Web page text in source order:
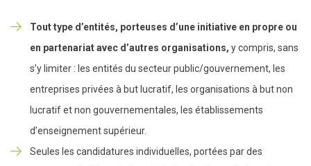
Tout type d’entités, porteuses d’une initiative en propre ou
en partenariat avec d’autres organisations, y compris, sans
s’y limiter : les entités du secteur public/gouvernement, les
entreprises privées à but lucratif, les organisations à but non
lucratif et non gouvernementales, les établissements
d’enseignement supérieur.
Seules les candidatures individuelles, portées par des